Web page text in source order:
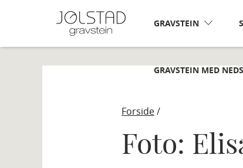
GRAVSTEIN
GRAVSTEIN MED
Forside/
Foto: